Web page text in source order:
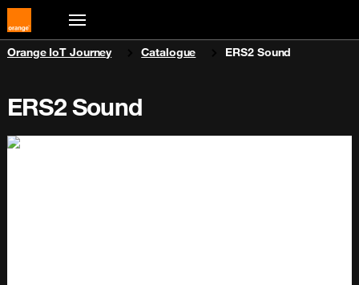
You are here:
Orange IoT Journey Catalogue ERS2 Sound
ERS2 Sound